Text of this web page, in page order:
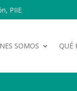
PIIE
SOMOS QUÉ